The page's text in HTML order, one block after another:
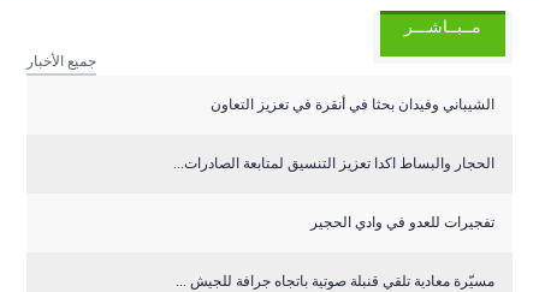
مــبــاشـــر
جميع الأخبار
الشيباني وفيدان بحثا في أنقرة في تعزيز التعاون
الحجار والبساط اكدا تعزيز التنسيق لمتابعة الصادرات...
تفجيرات للعدو في وادي الحجير
مسيّرة معادية تلقي قنبلة صوتية باتجاه جرافة للجيش ...